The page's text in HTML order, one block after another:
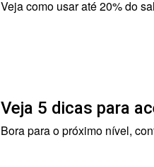
Veja como usar até 20% do
Veja 5 dicas para
Bora para o próximo nível,